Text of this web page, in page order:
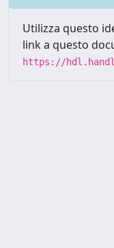
Utilizza questo
link a questo
https://